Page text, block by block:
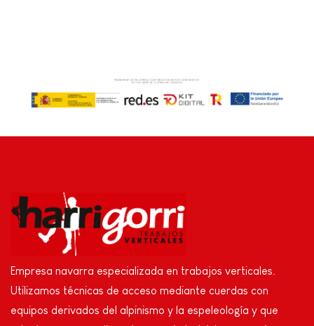
Empresa navarra especializada en trabajos verticales.
Utilizamos técnicas de acceso mediante cuerdas con
equipos derivados del alpinismo y la espeleología y que